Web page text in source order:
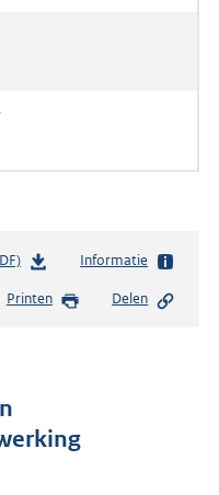
b
s
g
Informatie
Printen Delen